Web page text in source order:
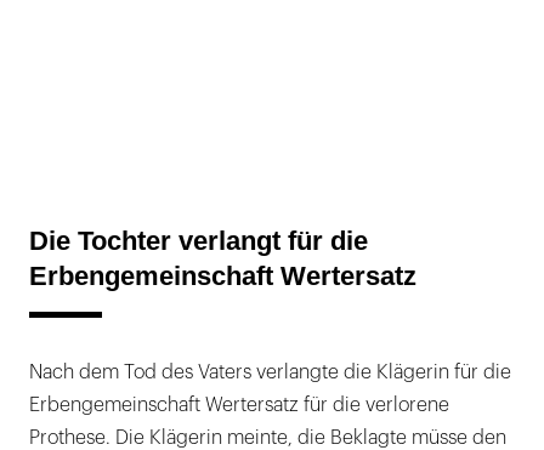
Die Tochter verlangt für die
Erbengemeinschaft Wertersatz
Nach dem Tod des Vaters verlangte die Klägerin für die
Erbengemeinschaft Wertersatz für die verlorene
Prothese. Die Klägerin meinte, die Beklagte müsse den